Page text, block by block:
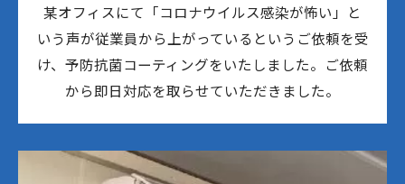
某オフィスにて「コロナウイルス感染が怖い」と
いう声が従業員から上がっているというご依頼を受
け、予防抗菌コーティングをいたしました。ご依頼
から即日対応を取らせていただきました。